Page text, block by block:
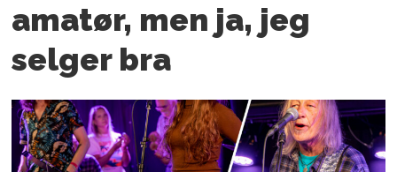
amatør, men ja, jeg
selger bra